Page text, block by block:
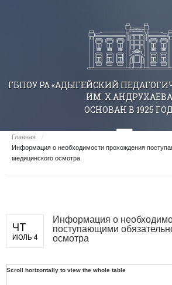
ГБПОУ РА «АДЫГЕЙСКИЙ
ИМ.
ОСНОВАН В 1925
Главная
/
Информация о необходимости прохождения
медицинского осмотра
ЧТ
ИЮЛЬ 4
Информация о
поступающими
осмотра